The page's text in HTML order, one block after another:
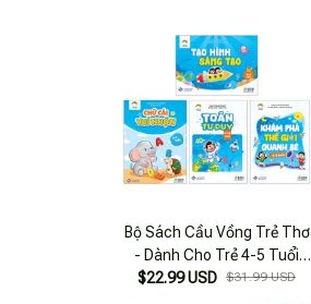
Bộ Sách Cầu Vồng Trẻ Thơ
- Dành Cho Trẻ 4-5 Tuổi
(Bộ 4 Quyển)
$22.99 USD $31.99 USD